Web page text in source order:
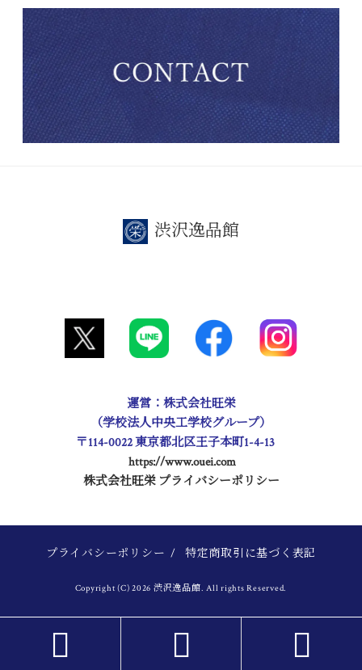
渋沢逸品館
運営：株式会社旺栄
（学校法人中央工学校グループ）
〒114-0022 東京都北区王子本町1-4-13
https://www.ouei.com
株式会社旺栄 プライバシーポリシー
プライバシーポリシー / 特定商取引に基づく表記
Copyright (C) 2026 渋沢逸品館. All rights Reserved.
  